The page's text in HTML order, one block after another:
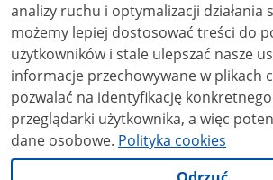
analizy ruchu i optymalizacji działania strony.
możemy lepiej dostosować treści do
użytkowników i stale ulepszać nasze usługi.
informacje przechowywane w plikach
pozwalać na identyfikację
przeglądarki użytkownika, a więc
dane osobowe. Polityka cookies